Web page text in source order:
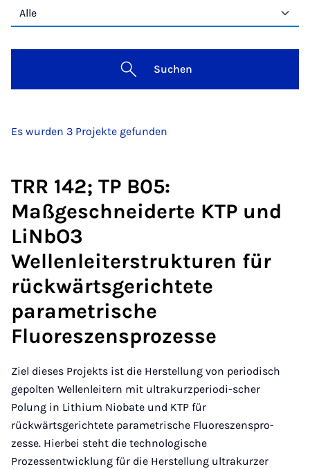
Suchen
Es wurden 3 Projekte gefunden
TRR 142; TP B05:
Maßgeschneiderte KTP und
LiNbO3
Wellenleiterstrukturen für
rückwärtsgerichtete
parametrische
Fluoreszensprozesse
Ziel dieses Projekts ist die Herstellung von periodisch
gepolten Wellenleitern mit ultrakurzperiodi-scher
Polung in Lithium Niobate und KTP für
rückwärtsgerichtete parametrische Fluoreszenspro-
zesse. Hierbei steht die technologische
Prozessentwicklung für die Herstellung ultrakurzer